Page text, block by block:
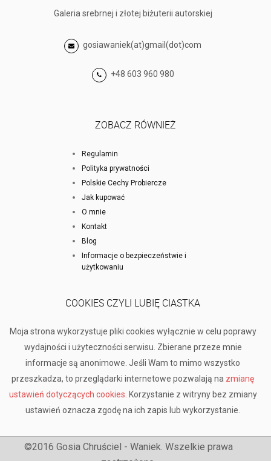
Galeria srebrnej i złotej biżuterii autorskiej
gosiawaniek(at)gmail(dot)com
+48 603 960 980
ZOBACZ RÓWNIEŻ
Regulamin
Polityka prywatności
Polskie Cechy Probiercze
Jak kupować
O mnie
Kontakt
Blog
Informacje o bezpieczeństwie i
użytkowaniu
COOKIES CZYLI LUBIĘ CIASTKA
Moja strona wykorzystuje pliki cookies wyłącznie w celu poprawy
wydajności i użyteczności serwisu. Zbierane przeze mnie
informacje są anonimowe. Jeśli Wam to mimo wszystko
przeszkadza, to przeglądarki internetowe pozwalają na zmianę
ustawień dotyczących cookies . Korzystanie z witryny bez zmiany
ustawień oznacza zgodę na ich zapis lub wykorzystanie.
©2016 Gosia Chruściel - Waniek. Wszelkie prawa